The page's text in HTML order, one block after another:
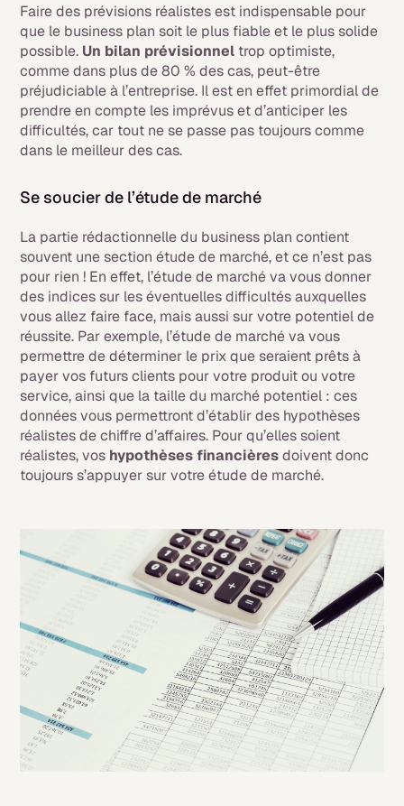
Faire des prévisions réalistes est indispensable pour
que le business plan soit le plus fiable et le plus solide
possible. Un bilan prévisionnel trop optimiste,
comme dans plus de 80 % des cas, peut-être
préjudiciable à l’entreprise. Il est en effet primordial de
prendre en compte les imprévus et d’anticiper les
difficultés, car tout ne se passe pas toujours comme
dans le meilleur des cas.
Se soucier de l’étude de marché
La partie rédactionnelle du business plan contient
souvent une section étude de marché, et ce n’est pas
pour rien ! En effet, l’étude de marché va vous donner
des indices sur les éventuelles difficultés auxquelles
vous allez faire face, mais aussi sur votre potentiel de
réussite. Par exemple, l’étude de marché va vous
permettre de déterminer le prix que seraient prêts à
payer vos futurs clients pour votre produit ou votre
service, ainsi que la taille du marché potentiel : ces
données vous permettront d’établir des hypothèses
réalistes de chiffre d’affaires. Pour qu’elles soient
réalistes, vos hypothèses financièresdoivent donc
toujours s’appuyer sur votre étude de marché.